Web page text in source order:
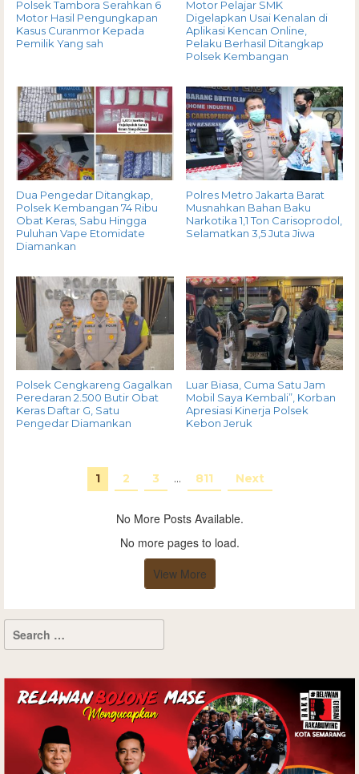
Polsek Tambora Serahkan 6
Motor Hasil Pengungkapan
Kasus Curanmor Kepada
Pemilik Yang sah
Motor Pelajar SMK
Digelapkan Usai Kenalan di
Aplikasi Kencan Online,
Pelaku Berhasil Ditangkap
Polsek Kembangan
Dua Pengedar Ditangkap,
Polsek Kembangan 74 Ribu
Obat Keras, Sabu Hingga
Puluhan Vape Etomidate
Diamankan
Polres Metro Jakarta Barat
Musnahkan Bahan Baku
Narkotika 1,1 Ton Carisoprodol,
Selamatkan 3,5 Juta Jiwa
Polsek Cengkareng Gagalkan
Peredaran 2.500 Butir Obat
Keras Daftar G, Satu
Pengedar Diamankan
Luar Biasa, Cuma Satu Jam
Mobil Saya Kembali”, Korban
Apresiasi Kinerja Polsek
Kebon Jeruk
1 2 3 … 811 Next
No More Posts Available.
No more pages to load.
View More